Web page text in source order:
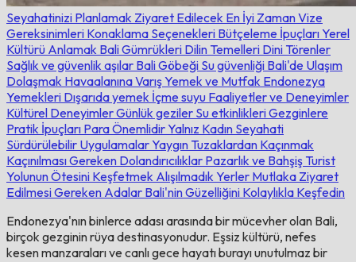
Seyahatinizi Planlamak Ziyaret Edilecek En İyi ZamanVize
Gereksinimleri Konaklama Seçenekleri Bütçeleme İpuçlarıYerel
Kültürü Anlamak Bali Gümrükleri Dilin Temelleri Dini Törenler
Sağlık ve güvenlik aşılar Bali Göbeği Su güvenliği Bali'de Ulaşım
Dolaşmak Havaalanına VarışYemek ve Mutfak Endonezya
Yemekleri Dışarıda yemek İçme suyu Faaliyetler ve Deneyimler
Kültürel DeneyimlerGünlük geziler Su etkinlikleriGezginlere
Pratik İpuçları Para ÖnemlidirYalnız Kadın Seyahati
Sürdürülebilir UygulamalarYaygın Tuzaklardan Kaçınmak
Kaçınılması Gereken Dolandırıcılıklar Pazarlık ve Bahşiş Turist
Yolunun Ötesini Keşfetmek Alışılmadık Yerler Mutlaka Ziyaret
Edilmesi Gereken Adalar Bali'nin Güzelliğini Kolaylıkla Keşfedin
Endonezya'nın binlerce adası arasında bir mücevher olan Bali,
birçok gezginin rüya destinasyonudur. Eşsiz kültürü, nefes
kesen manzaraları ve canlı gece hayatı burayı unutulmaz bir